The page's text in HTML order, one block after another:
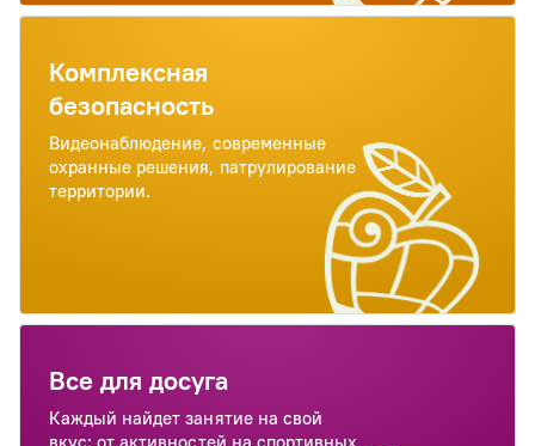
Комплексная
безопасность
Видеонаблюдение, современные
охранные решения, патрулирование
территории.
Все для досуга
Каждый найдет занятие на свой